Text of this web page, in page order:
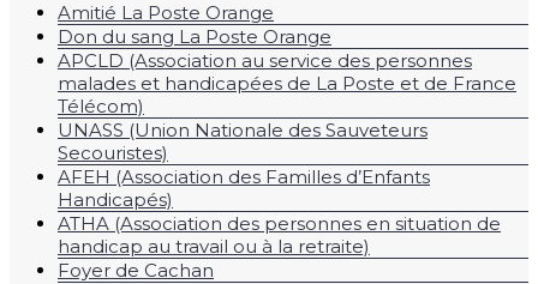
Amitié La Poste Orange
Don du sang La Poste Orange
APCLD (Association au service des personnes
malades et handicapées de La Poste et de France
Télécom)
UNASS (Union Nationale des Sauveteurs
Secouristes)
AFEH (Association des Familles d’Enfants
Handicapés)
ATHA (Association des personnes en situation de
handicap au travail ou à la retraite)
Foyer de Cachan